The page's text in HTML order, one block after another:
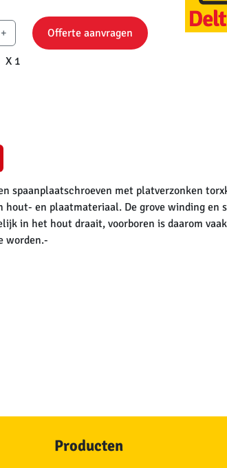
+
X 1
Offerte aanvragen
spaanplaatschroeven met platverzonken
hout- en plaatmateriaal. De grove winding en
in het hout draait, voorboren is daarom
worden.-
Producten